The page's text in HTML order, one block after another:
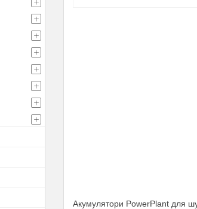
Акумулятори PowerPlant для